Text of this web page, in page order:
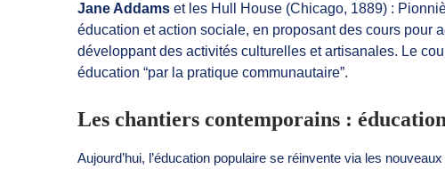
Jane Addams et les Hull House (Chicago, 1889) :
éducation et action sociale, en proposant des cours pour
développant des activités culturelles et artisanales. Le
éducation “par la pratique communautaire”.
Les chantiers contemporains :
Aujourd’hui, l’éducation populaire se réinvente via les